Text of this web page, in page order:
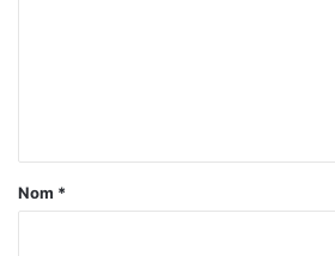
a
Nom *